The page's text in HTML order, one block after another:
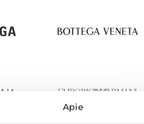
Apie